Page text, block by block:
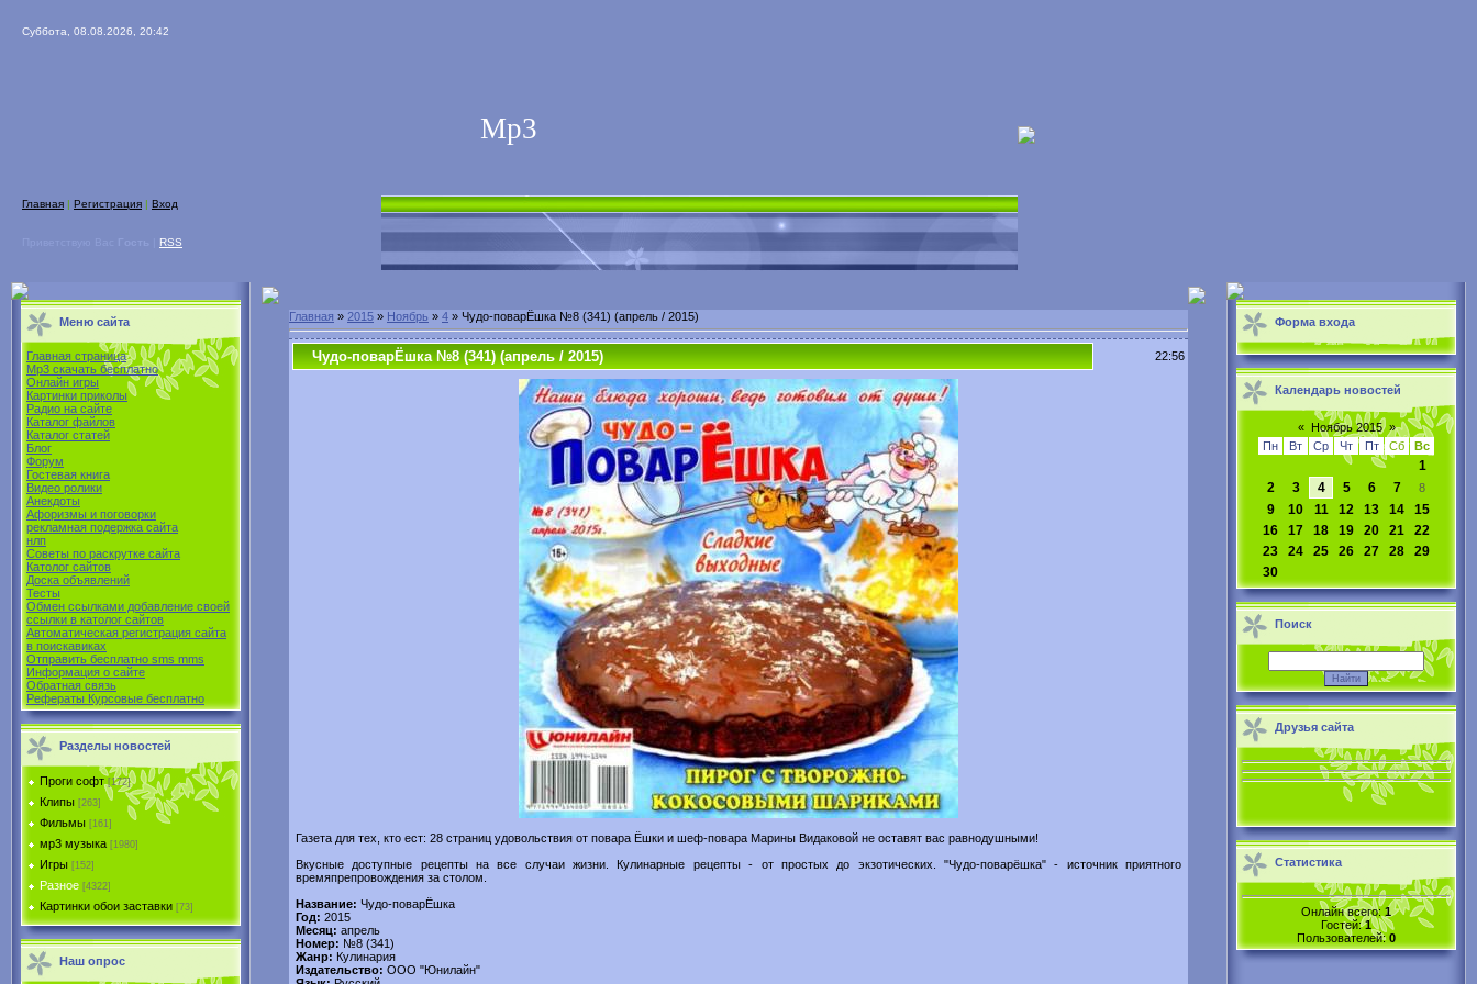
Суббота, 08.08.2026, 20:42
Мp3
Главная | Регистрация | Вход
RSS
Меню сайта
Главная страница
Mp3 скачать бесплатно
Онлайн игры
Картинки приколы
Радио на сайте
Каталог файлов
Каталог статей
Блог
Форум
Гостевая книга
Видео ролики
Анекдоты
Афоризмы и поговорки
рекламная подержка сайта
нлп
Советы по раскрутке сайта
Католог сайтов
Доска объявлений
Тесты
Обмен ссылками добавление своей
ссылки в католог сайтов
Автоматическая регистрация сайта
в поиcкавиках
Отправить бесплатно sms mms
Информация о сайте
Обратная связь
Рефераты Курсовые бесплатно
Разделы новостей
Проги софт [172]
Клипы [263]
Фильмы [161]
мр3 музыка [1980]
Игры [152]
Разное [4322]
Картинки обои заставки [73]
Наш опрос
Главная » 2015 » Ноябрь » 4 » Чудо-поварЁшка №8 (341) (апрель / 2015)
Чудо-поварЁшка №8 (341) (апрель / 2015) 22:56
Газета для тех, кто ест: 28 страниц удовольствия от повара Ёшки и шеф-повара Марины Видаковой не оставят вас равнодушными!
Вкусные доступные рецепты на все случаи жизни. Кулинарные рецепты - от простых до экзотических. "Чудо-поварёшка" - источник приятного
времяпрепровождения за столом.
Название: Чудо-поварЁшка
Год: 2015
Месяц: апрель
Номер: №8 (341)
Жанр: Кулинария
Издательство: ООО "Юнилайн"
Форма входа
Календарь новостей
« Ноябрь 2015 »
Пн
Вт Ср Чт Пт Сб Вс
1
2
3 4 5 6 7 8
9 10 11 12 13 14
15
16
17 18 19 20 21
22
23
24 25 26 27 28
29
30
Поиск
Друзья сайта
Статистика
Онлайн всего: 1
Гостей:1
Пользователей:0